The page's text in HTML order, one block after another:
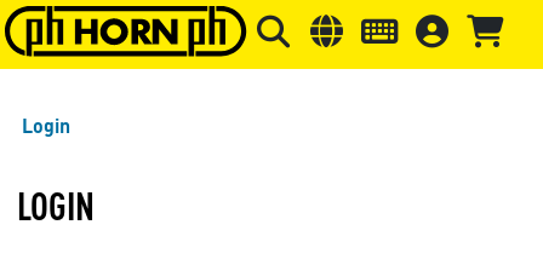
Springe zu Hauptinhalt Springe zum Header Springe
Login
LOGIN